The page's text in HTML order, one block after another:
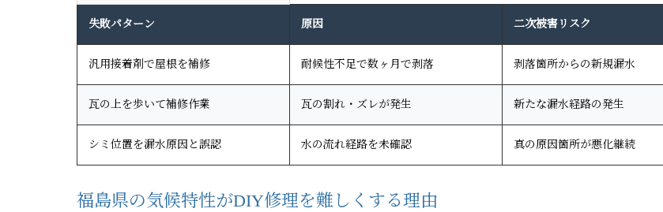
失敗パターン 原因 二次被害リスク
汎用接着剤で屋根を補修 耐候性不足で数ヶ月で剥落 剥落箇所からの新規漏水
瓦の上を歩いて補修作業 瓦の割れ・ズレが発生 新たな漏水経路の発生
シミ位置を漏水原因と誤認 水の流れ経路を未確認 真の原因箇所が悪化継続
福島県の気候特性がDIY修理を難しくする理由